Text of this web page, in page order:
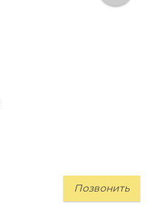
Позвонить